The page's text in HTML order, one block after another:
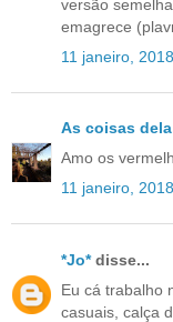
versão
emagrece
11 janeiro,
As coisas dela
Amo os
11 janeiro,
*Jo*disse...
Eu cá trabalho
casuais, calça